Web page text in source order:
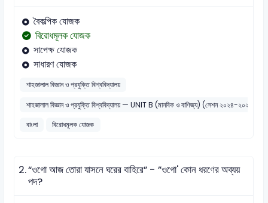
বৈকল্পিক যোজক
বিরোধমূলক যোজক
সাপেক্ষ যোজক
সাধারণ যোজক
শাহজালাল বিজ্ঞান ও প্রযুক্তি বিশ্ববিদ্যালয়
শাহজালাল বিজ্ঞান ও প্রযুক্তি বিশ্ববিদ্যালয় — UNIT B (মানবিক ও বাণিজ্য) (সেশন ২০২৪-
বাংলা
বিরোধমূলক যোজক
2.“ওগো আজ তোরা যাসনে ঘরের বাহিরে” - ”ওগো' কোন ধরণের অব্যয়
পদ?